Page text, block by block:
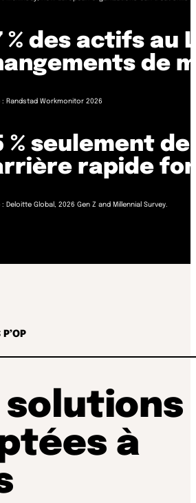
% des actifs
de
: Randstad Workmonitor 2026
% seulement
rapide
Deloitte Global, 2026 Gen Z and Millennial Survey.
solutions
à